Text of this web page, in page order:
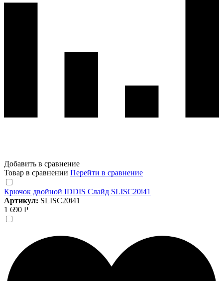
Добавить в сравнение
Товар в сравнении Перейти в сравнение
Крючок двойной IDDIS Слайд SLISC20i41
Артикул: SLISC20i41
1 690 Р